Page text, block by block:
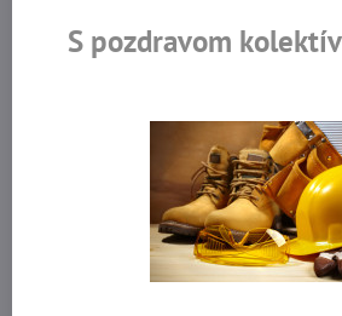
Na trhu od r​. 2008
Skladom viac ako 36 tisíc
S pozdravom